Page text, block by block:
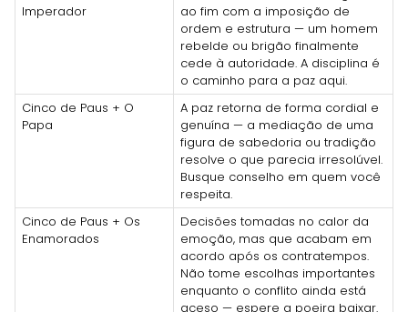
Imperador
ao fim com a imposição de
ordem e estrutura — um homem
rebelde ou brigão finalmente
cede à autoridade. A disciplina é
o caminho para a paz aqui.
Cinco de Paus + O
Papa
A paz retorna de forma cordial e
genuína — a mediação de uma
figura de sabedoria ou tradição
resolve o que parecia irresolúvel.
Busque conselho em quem você
respeita.
Cinco de Paus + Os
Enamorados
Decisões tomadas no calor da
emoção, mas que acabam em
acordo após os contratempos.
Não tome escolhas importantes
enquanto o conflito ainda está
aceso — espere a poeira baixar.